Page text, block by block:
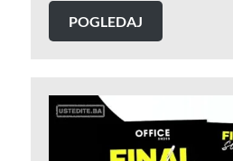
POGLEDAJ